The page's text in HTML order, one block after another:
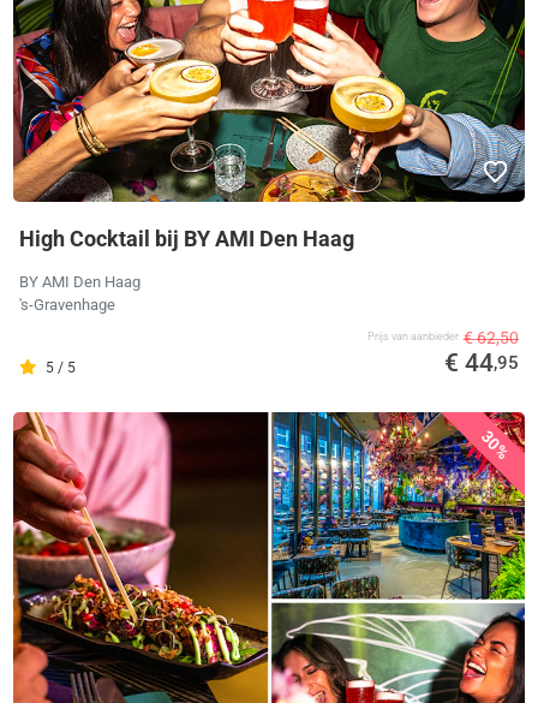
High Cocktail bij BY AMI Den Haag
BY AMI Den Haag
's-Gravenhage
5 / 5
Prijs van aanbieder € 62,50
€ 44,95
30%